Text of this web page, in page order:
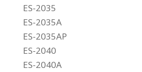
ES-2035
ES-2035A
ES-2035AP
ES-2040
ES-2040A